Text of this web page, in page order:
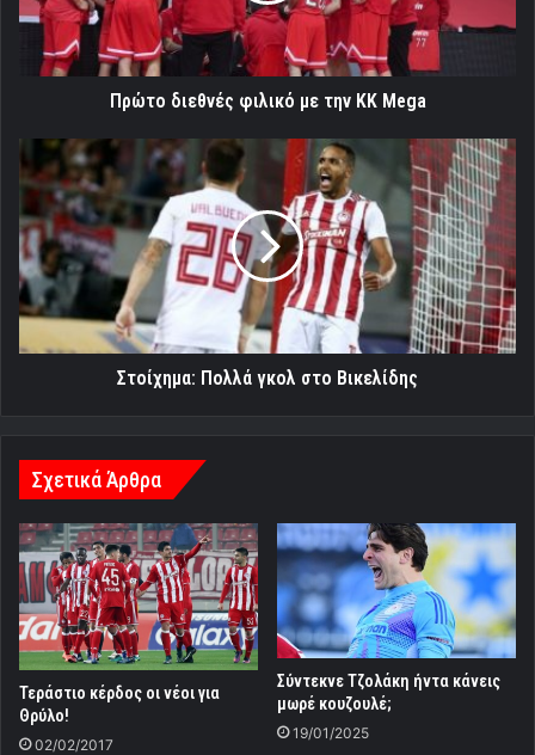
Mega
Πρώτο διεθνές φιλικό με την KK Mega
Στοίχημα:
Πολλά
γκολ
στο
Βικελίδης
Στοίχημα: Πολλά γκολ στο Βικελίδης
Σχετικά Άρθρα
Τεράστιο κέρδος οι νέοι για
Θρύλο!
02/02/2017
Σύντεκνε Τζολάκη ήντα κάνεις
μωρέ κουζουλέ;
19/01/2025